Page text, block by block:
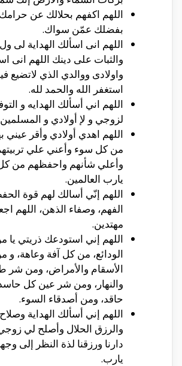
اللهم اكفهم بحلالك عن
بفضلك عمّن سواك.
اللهم انى اسألك الهداية لى
والثبات على دينك اللهم
واولادى ووالدي الذي لاتضيع
استغفر الله والحمد لله.
اللهم اني أسألك الهدايه و
لزوجي و لإ أولادي و
اللهم اهدي أولادي وأقر
من كل سوء وأعني علي
وأعلي شأنهم واحفظهم من
يارب العالمين.
اللهم إنّي أسالك لهم قوة
الفهم، وصفاء الذهن، اللهم
مهتدين.
اللهم إني استودعك ذريتي يا
الودائع، من كل آفة وعاهة، و
الأسقام والأمراض، ومن شر
والنهار، ومن شر عين كل
حاقد، ومن أصدقاء السوء.
اللهم إني أسألك الهداية
والرزق الحلال وأصلح لي
دارنا ورزقنا لذة النظر إلى
يارب.